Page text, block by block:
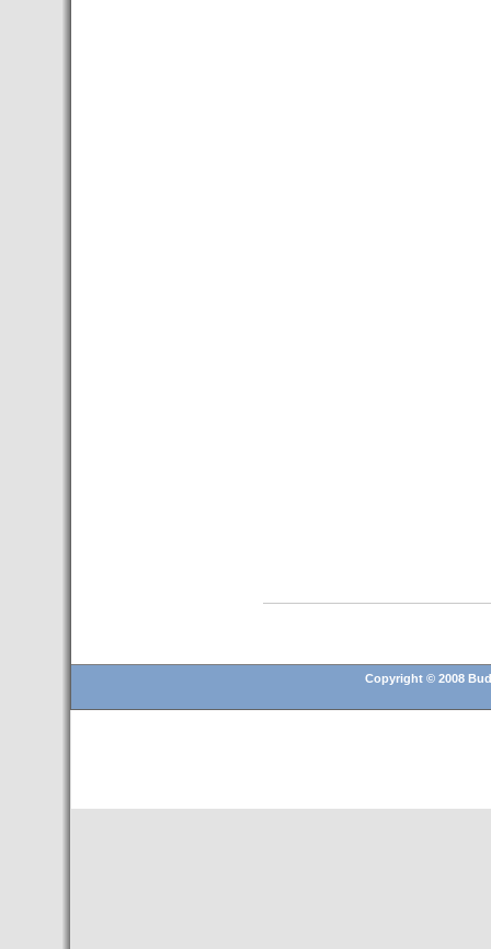
Copyright © 2008